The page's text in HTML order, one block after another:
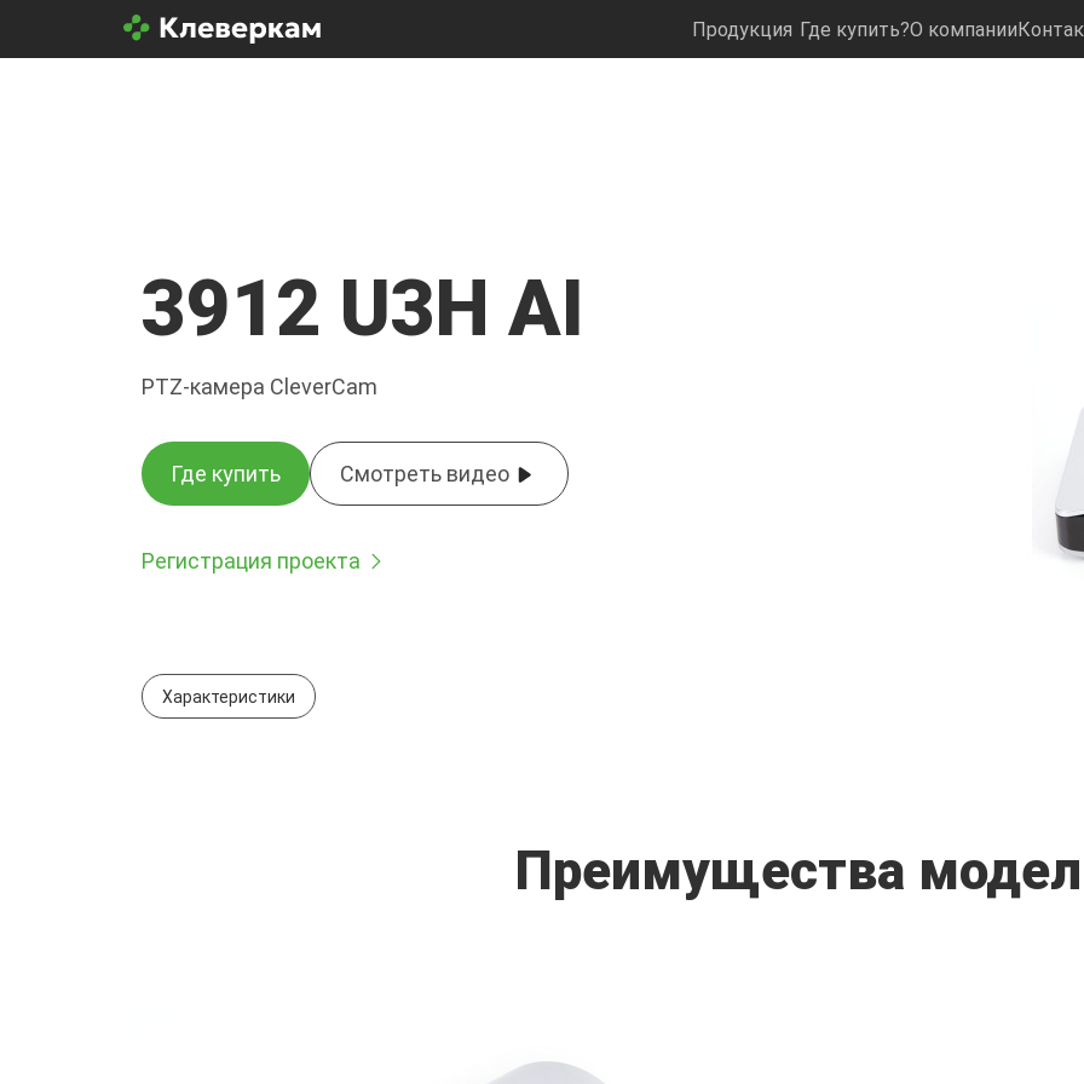
Продукция Где купить?О компании
3912 U3H AI
PTZ-камера CleverCam
Где купить Смотреть видео
Регистрация проекта
Характеристики
Преимущества